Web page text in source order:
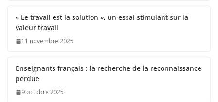
« Le travail est la solution », un essai stimulant sur la
valeur travail
11 novembre 2025
Enseignants français : la recherche de la reconnaissance
perdue
9 octobre 2025